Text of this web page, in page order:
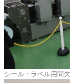
シール・ラベル用間